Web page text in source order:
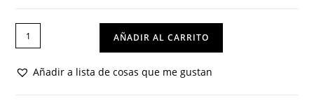
SILLA
M
283
AÑADIR AL CARRITO
Añadir a lista de cosas que me gustan